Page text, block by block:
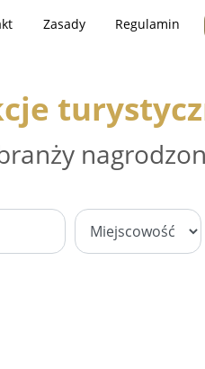
Zasady Regulamin